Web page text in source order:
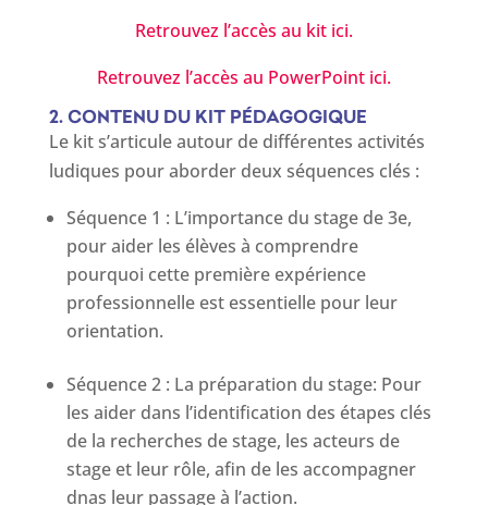
Retrouvez l’accès au kit ici.
Retrouvez l’accès au PowerPoint ici.
2. CONTENU DU KIT PÉDAGOGIQUE
Le kit s’articule autour de différentes activités
ludiques pour aborder deux séquences clés :
Séquence 1 : L’importance du stage de 3e,
pour aider les élèves à comprendre
pourquoi cette première expérience
professionnelle est essentielle pour leur
orientation.
Séquence 2 : La préparation du stage: Pour
les aider dans l’identification des étapes clés
de la recherches de stage, les acteurs de
stage et leur rôle, afin de les accompagner
dnas leur passage à l’action.